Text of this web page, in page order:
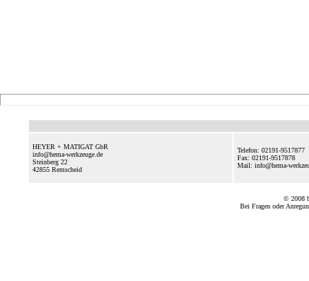
HEYER + MATIGAT GbR
info@hema-werkzeuge.de
Steinberg 22
42855 Remscheid
Telefon: 02191-9517877
Fax: 02191-9517878
Mail: info@hema-
© 2008
Bei Fragen oder